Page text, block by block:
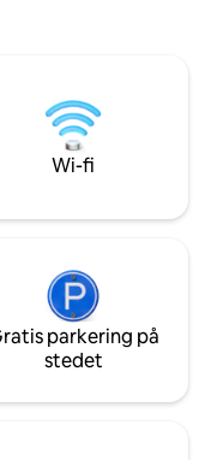
servicecenter,
kilometer stier for
Wi-fi
parkering på
stedet